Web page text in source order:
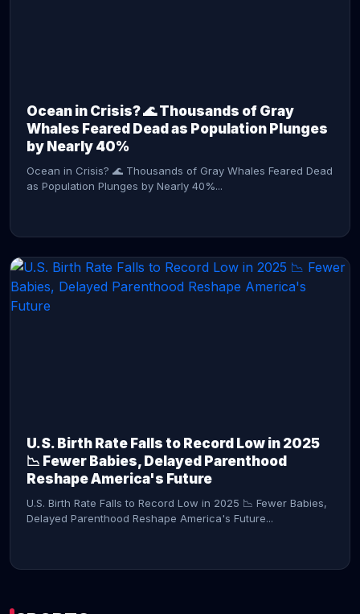
Ocean in Crisis? 🌊 Thousands of Gray
Whales Feared Dead as Population Plunges
by Nearly 40%
Ocean in Crisis? 🌊 Thousands of Gray Whales Feared Dead
as Population Plunges by Nearly 40%...
U.S. Birth Rate Falls to Record Low in 2025
📉 Fewer Babies, Delayed Parenthood
Reshape America's Future
U.S. Birth Rate Falls to Record Low in 2025 📉 Fewer Babies,
Delayed Parenthood Reshape America's Future...